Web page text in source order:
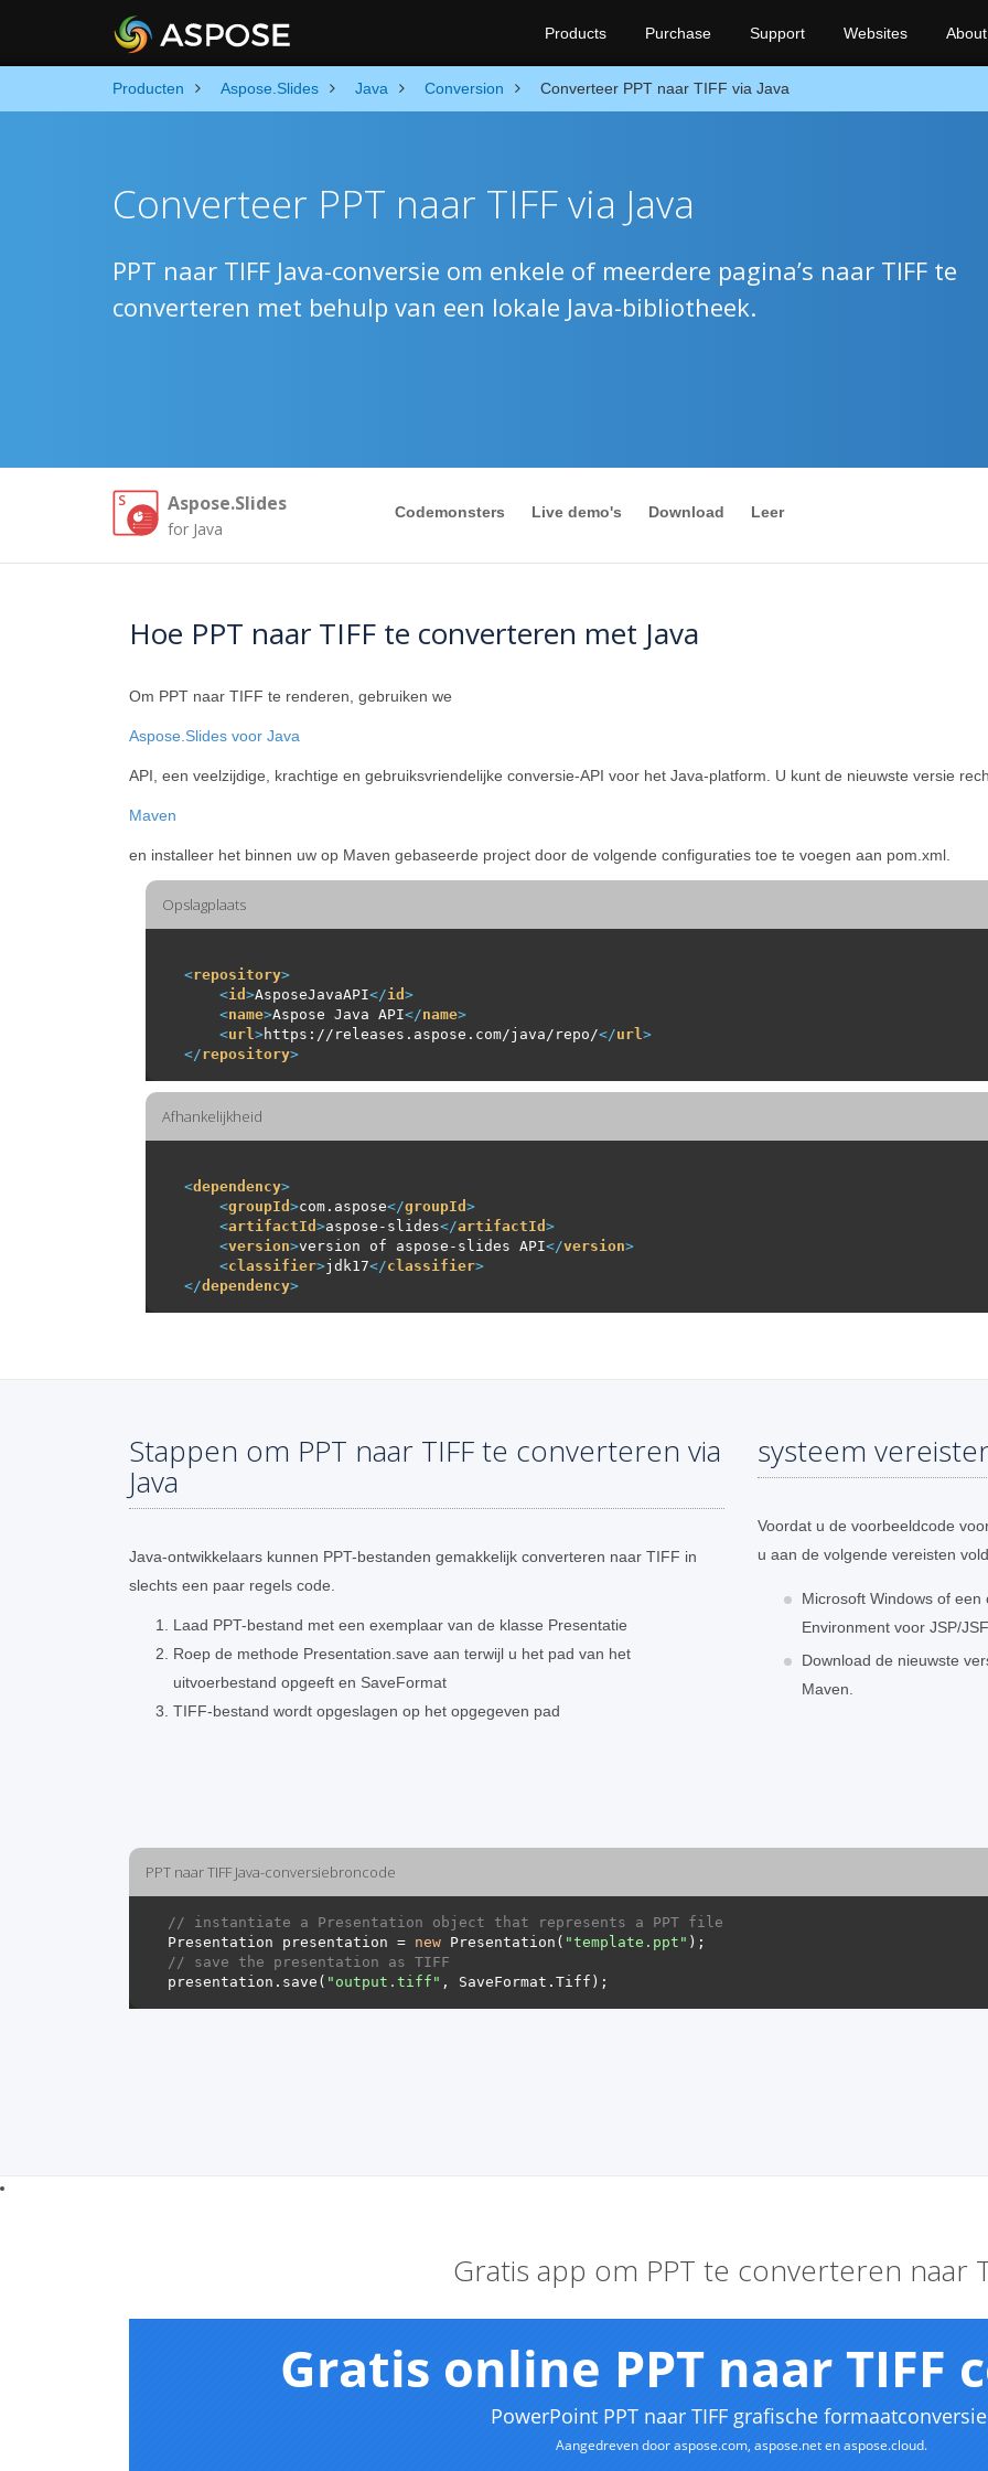
Products Purchase Support Websites About
Producten Aspose.Slides Java Conversion Converteer PPT naar TIFF via Java
Converteer PPT naar TIFF via Java
PPT naar TIFF Java-conversie om enkele of meerdere pagina’s naar TIFF te
converteren met behulp van een lokale Java-bibliotheek.
Aspose.Slides
for Java
Codemonsters Live demo's Download Leer
Hoe PPT naar TIFF te converteren met Java
Om PPT naar TIFF te renderen, gebruiken we
Aspose.Slides voor Java
API, een veelzijdige, krachtige en gebruiksvriendelijke conversie-API voor het Java-platform. U kunt de nieuwste versie
Maven
en installeer het binnen uw op Maven gebaseerde project door de volgende configuraties toe te voegen aan pom.xml.
Opslagplaats
<repository>
<id >AsposeJavaAPI</id >
<name>Aspose Java API</name>
<url>https://releases.aspose.com/java/repo/</url>
</repository>
Afhankelijkheid
<dependency>
<groupId >com.aspose</groupId >
<artifactId >aspose-slides</artifactId >
<version>version of aspose-slides API</version>
<classifier>jdk17</classifier>
</dependency>
Stappen om PPT naar TIFF te converteren via
Java
Java-ontwikkelaars kunnen PPT-bestanden gemakkelijk converteren naar TIFF in
slechts een paar regels code.
Laad PPT-bestand met een exemplaar van de klasse Presentatie
Roep de methode Presentation.save aan terwijl u het pad van het
uitvoerbestand opgeeft en SaveFormat
TIFF-bestand wordt opgeslagen op het opgegeven pad
systeem
Voordat u de voorbeeldcode
u aan de volgende vereisten
Microsoft Windows of
Environment voor JSP/
Download de nieuwste
Maven.
PPT naar TIFF Java-conversiebroncode
// instantiate a Presentation object that represents a PPT file
Presentation presentation = new Presentation( "template.ppt"
// save the presentation as TIFF
presentation.save( "output.tiff"
Gratis app om PPT te converteren naar